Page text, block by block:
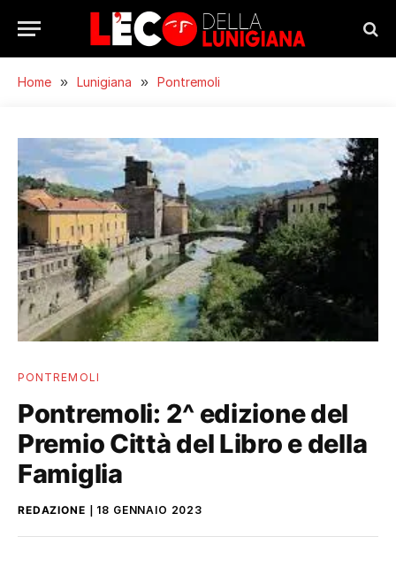
Home » Lunigiana » Pontremoli
PONTREMOLI
Pontremoli: 2^ edizione del
Premio Città del Libro e della
Famiglia
REDAZIONE 18 GENNAIO 2023